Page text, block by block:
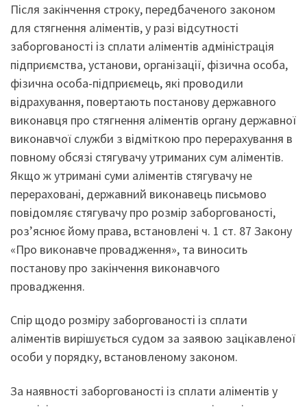
Після закінчення строку, передбаченого законом
для стягнення аліментів, у разі відсутності
заборгованості із сплати аліментів адміністрація
підприємства, установи, організації, фізична особа,
фізична особа-підприємець, які проводили
відрахування, повертають постанову державного
виконавця про стягнення аліментів органу державної
виконавчої служби з відміткою про перерахування в
повному обсязі стягувачу утриманих сум аліментів.
Якщо ж утримані суми аліментів стягувачу не
перераховані, державний виконавець письмово
повідомляє стягувачу про розмір заборгованості,
роз’яснює йому права, встановлені ч. 1 ст. 87 Закону
«Про виконавче провадження», та виносить
постанову про закінчення виконавчого
провадження.
Спір щодо розміру заборгованості із сплати
аліментів вирішується судом за заявою зацікавленої
особи у порядку, встановленому законом.
За наявності заборгованості із сплати аліментів у